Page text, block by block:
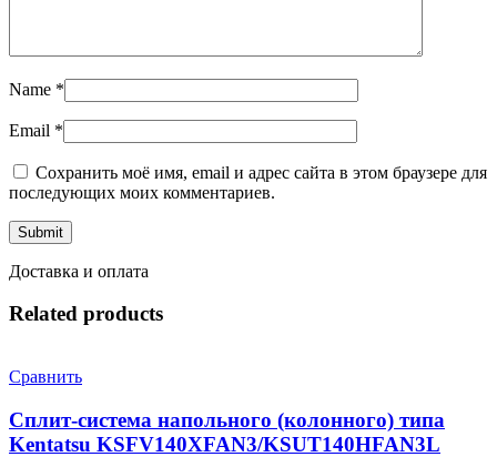
Name *
Email *
Сохранить моё имя, email и адрес сайта в этом браузере для
последующих моих комментариев.
Доставка и оплата
Related products
Сравнить
Сплит-система напольного (колонного) типа
Kentatsu KSFV140XFAN3/KSUT140HFAN3L